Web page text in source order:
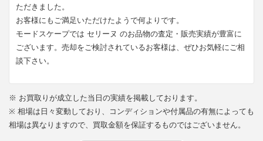
ただきました。
お客様にもご満足いただけたようで何よりです。
モードスケープでは セリーヌ のお品物の査定・販売実績が豊富に
ございます。売却をご検討されているお客様は、ぜひお気軽にご相
談下さい。
※ お買取りが成立した当日の実績を掲載しております。
※ 相場は日々変動しており、コンディションや付属品の有無によっても
相場は異なりますので、買取金額を保証するものではございません。